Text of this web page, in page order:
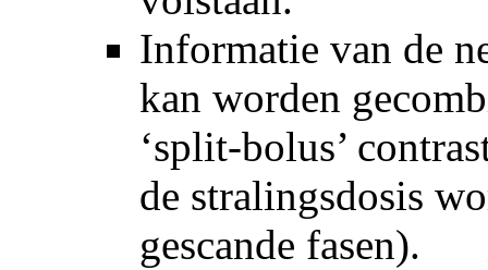
Informatie van de
kan worden
‘split-bolus’
de stralingsdosis
gescande fasen).